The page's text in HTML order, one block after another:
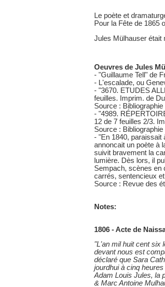
Le poète et
Pour la Fête de 1865
Jules Mülhauser était
Oeuvres de Jules
- "Guillaume Tell" de
- L'escalade, ou
- "3670. ETUDES
feuilles. Imprim. de
Source :
- "4989.
12 de 7 feuilles 2/3.
Source :
- "En 1840, paraissait
annoncait un poète à
suivit bravement la
lumière. Dès lors, il
Sempach, scènes en
carrés, sentencieux
Source : Revue des
Notes:
1806 - Acte de
"L'an mil huit cent six
devant nous est
déclaré que Sara
jourdhui à cinq
Adam Louis Jules, la
& Marc Antoine